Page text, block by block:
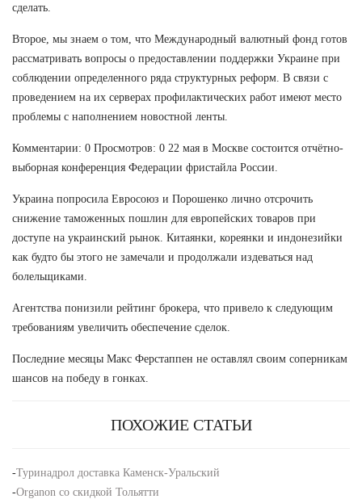
сделать.
Второе, мы знаем о том, что Международный валютный фонд готов
рассматривать вопросы о предоставлении поддержки Украине при
соблюдении определенного ряда структурных реформ. В связи с
проведением на их серверах профилактических работ имеют место
проблемы с наполнением новостной ленты.
Комментарии: 0 Просмотров: 0 22 мая в Москве состоится отчётно-
выборная конференция Федерации фристайла России.
Украина попросила Евросоюз и Порошенко лично отсрочить
снижение таможенных пошлин для европейских товаров при
доступе на украинский рынок. Китаянки, кореянки и индонезийки
как будто бы этого не замечали и продолжали издеваться над
болельщиками.
Агентства понизили рейтинг брокера, что привело к следующим
требованиям увеличить обеспечение сделок.
Последние месяцы Макс Ферстаппен не оставлял своим соперникам
шансов на победу в гонках.
ПОХОЖИЕ СТАТЬИ
-Туринадрол доставка Каменск-Уральский
-Organon со скидкой Тольятти